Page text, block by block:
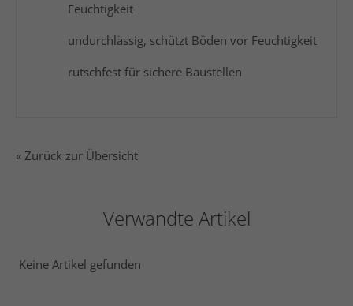
Feuchtigkeit
undurchlässig, schützt Böden vor Feuchtigkeit
rutschfest für sichere Baustellen
« Zurück zur Übersicht
Verwandte Artikel
Keine Artikel gefunden